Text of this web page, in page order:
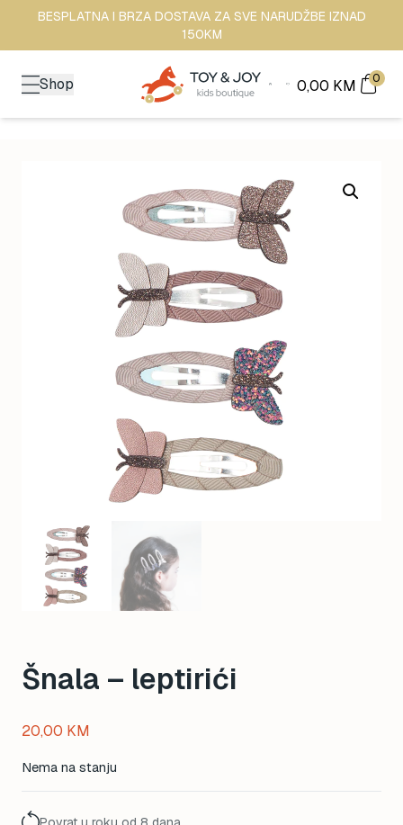
BESPLATNA I BRZA DOSTAVA ZA SVE NARUDŽBE IZNAD
150KM
Shop 0,00 KM 0
Šnala – leptirići
20,00 KM
Nema na stanju